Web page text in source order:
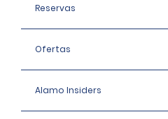
Reservas
Ofertas
Alamo Insiders